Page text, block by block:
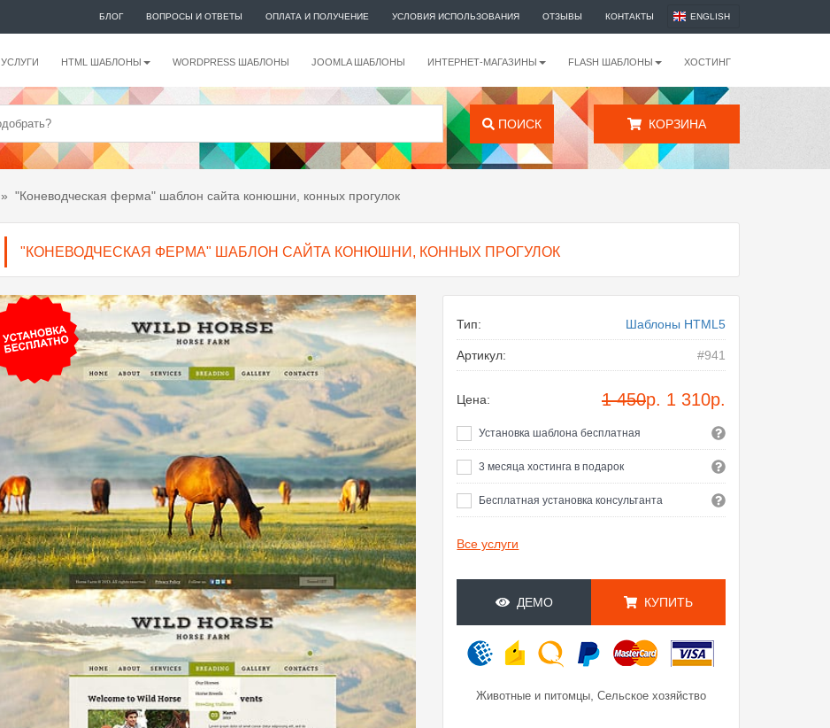
БЛОГ ВОПРОСЫ И ОТВЕТЫ ОПЛАТА И ПОЛУЧЕНИЕ УСЛОВИЯ ИСПОЛЬЗОВАНИЯ ОТЗЫВЫ КОНТАКТЫ ENGLISH
УСЛУГИ HTML ШАБЛОНЫ WORDPRESS ШАБЛОНЫ JOOMLA ШАБЛОНЫ ИНТЕРНЕТ-МАГАЗИНЫ FLASH ШАБЛОНЫ ХОСТИНГ
ПОИСК КОРЗИНА
» "Коневодческая ферма" шаблон сайта конюшни, конных прогулок
"КОНЕВОДЧЕСКАЯ ФЕРМА" ШАБЛОН САЙТА КОНЮШНИ, КОННЫХ ПРОГУЛОК
Тип: Шаблоны HTML5
Артикул: #941
Цена: 1 450р. 1 310р.
Установка шаблона бесплатная
3 месяца хостинга в подарок
Бесплатная установка консультанта
Все услуги
ДЕМО КУПИТЬ
Животные и питомцы ,Сельское хозяйство